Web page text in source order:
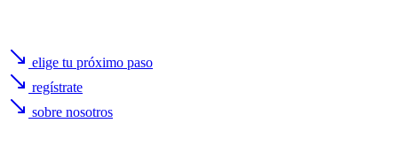
elige tu próximo paso
regístrate
sobre nosotros